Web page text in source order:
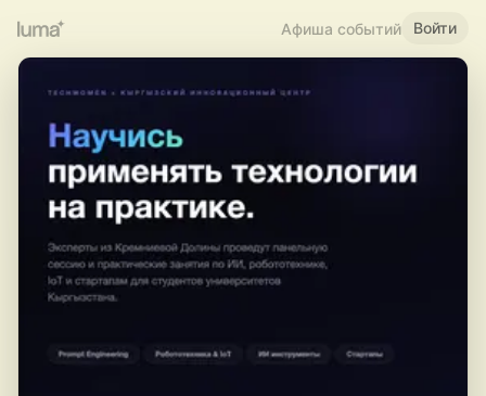
Афиша событий Войти